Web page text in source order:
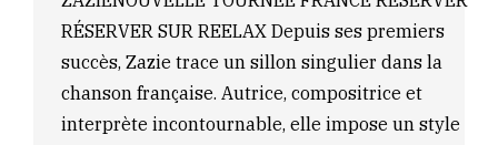
RÉSERVER SUR REELAX Depuis ses premiers
succès, Zazie trace un sillon singulier dans la
chanson française. Autrice, compositrice et
interprète incontournable, elle impose un style